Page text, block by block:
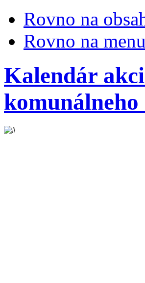
Rovno na
Rovno na menu
Kalendár